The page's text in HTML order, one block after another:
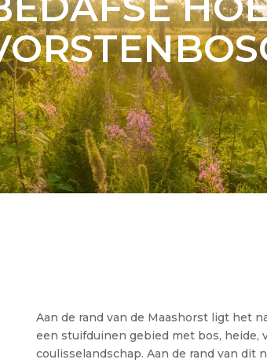
Aan de rand van de Maashorst ligt het
een stuifduinen gebied met bos, heide,
coulisselandschap. Aan de rand van dit